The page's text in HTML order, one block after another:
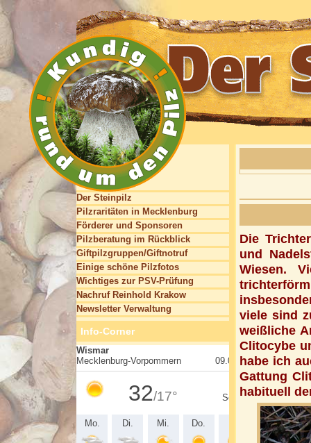
Die
und
Wiesen.
viele sind
weißliche
Clitocybe
habe ich
Gattung
habituell
Der Steinpilz
Pilzraritäten in Mecklenburg
Förderer und Sponsoren
Pilzberatung im Rückblick
Giftpilzgruppen/Giftnotruf
Einige schöne Pilzfotos
Wichtiges zur PSV-Prüfung
Nachruf Reinhold Krakow
Newsletter Verwaltung
Info-Corner